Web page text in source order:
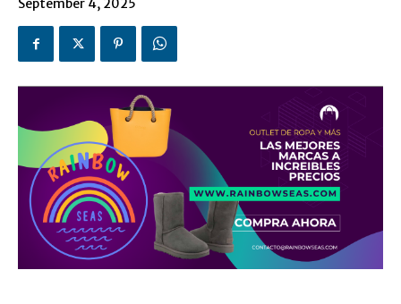
September 4, 2025